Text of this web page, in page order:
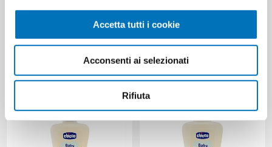
Accetta tutti i cookie
Acconsenti ai selezionati
Rifiuta
JOHNSON'S BABY SHAMPOO
JOHNSON'S BABY SHAMPOO